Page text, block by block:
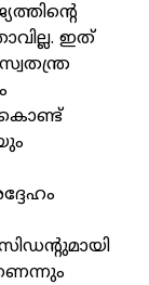
ഇത്